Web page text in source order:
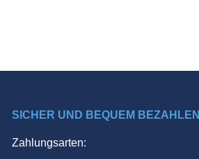
SICHER UND BEQUEM BEZAHLEN
Zahlungsarten: